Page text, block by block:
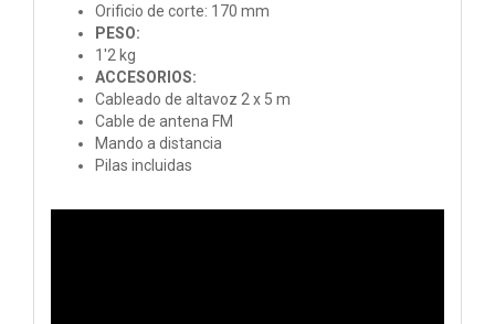
Orificio de corte: 170 mm
PESO:
1'2 kg
ACCESORIOS:
Cableado de altavoz 2 x 5 m
Cable de antena FM
Mando a distancia
Pilas incluidas